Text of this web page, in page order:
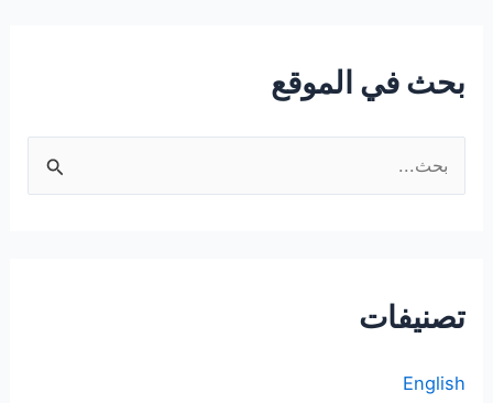
بحث في الموقع
ل
ع
تصنيفات
English